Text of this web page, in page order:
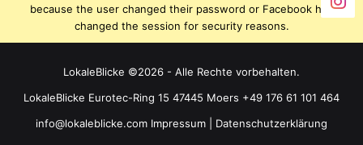
because the user changed their password or Facebook has
changed the session for security reasons.
LokaleBlicke ©2026 - Alle Rechte vorbehalten.
LokaleBlicke Eurotec-Ring 15 47445 Moers +49 176 61 101 464
info@lokaleblicke.com Impressum Datenschutzerklärung